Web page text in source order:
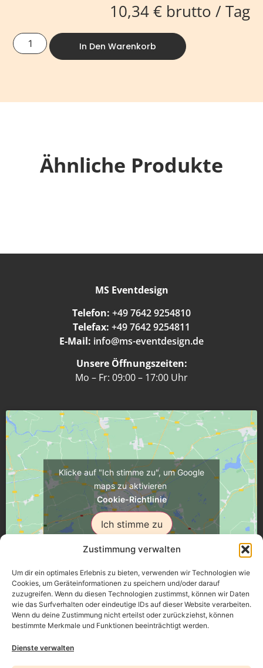
Zustimmung verwalten
Um dir ein optimales Erlebnis zu bieten, verwenden wir Technologien wie
Cookies, um Geräteinformationen zu speichern und/oder darauf
zuzugreifen. Wenn du diesen Technologien zustimmst, können wir Daten
wie das Surfverhalten oder eindeutige IDs auf dieser Website verarbeiten.
Wenn du deine Zustimmung nicht erteilst oder zurückziehst, können
bestimmte Merkmale und Funktionen beeinträchtigt werden.
Dienste verwalten
10,34 €brutto / Tag
In Den Warenkorb
Ähnliche Produkte
MS Eventdesign
Telefon: +49 7642 9254810
Telefax: +49 7642 9254811
E-Mail: info@ms-eventdesign.de
Unsere Öffnungszeiten:
Mo – Fr: 09:00 – 17:00 Uhr
Klicke auf "Ich stimme zu", um Google
maps zu aktivieren
Cookie-Richtlinie
Ich stimme zu
Üsenberger Strasse 11, 79346 Endingen a.K.